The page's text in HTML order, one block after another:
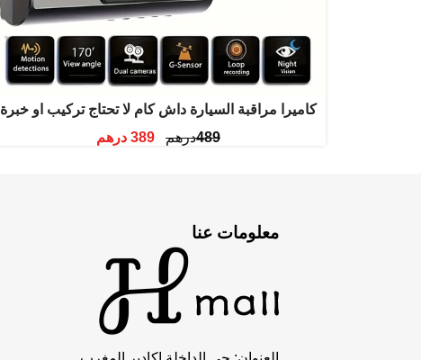
كاميرا مراقبة السيارة داش كام لا تحتاج تركيب او خبرة
389 درهم 489درهم
معلومات عنا